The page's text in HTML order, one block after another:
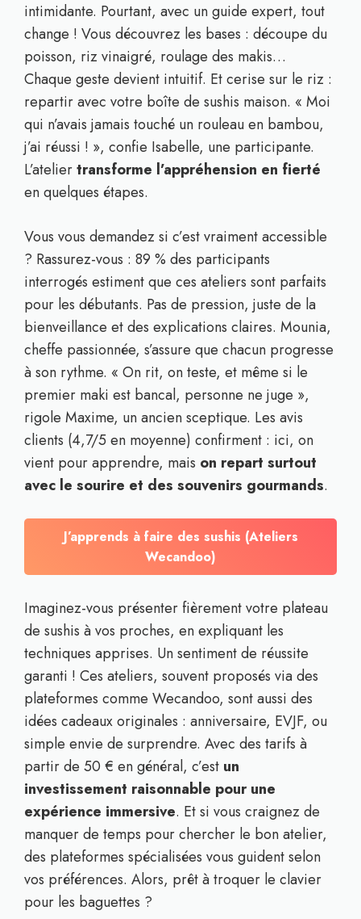
intimidante. Pourtant, avec un guide expert, tout
change ! Vous découvrez les bases : découpe du
poisson, riz vinaigré, roulage des makis…
Chaque geste devient intuitif. Et cerise sur le riz :
repartir avec votre boîte de sushis maison. « Moi
qui n’avais jamais touché un rouleau en bambou,
j’ai réussi ! », confie Isabelle, une participante.
L’ateliertransforme l’appréhension en fierté
en quelques étapes.
Vous vous demandez si c’est vraiment accessible
? Rassurez-vous : 89 % des participants
interrogés estiment que ces ateliers sont parfaits
pour les débutants. Pas de pression, juste de la
bienveillance et des explications claires. Mounia,
cheffe passionnée, s’assure que chacun progresse
à son rythme. « On rit, on teste, et même si le
premier maki est bancal, personne ne juge »,
rigole Maxime, un ancien sceptique. Les avis
clients (4,7/5 en moyenne) confirment : ici, on
vient pour apprendre, mais on repart surtout
avec le sourire et des souvenirs gourmands.
J’apprends à faire des sushis (Ateliers
Wecandoo)
Imaginez-vous présenter fièrement votre plateau
de sushis à vos proches, en expliquant les
techniques apprises. Un sentiment de réussite
garanti ! Ces ateliers, souvent proposés via des
plateformes comme Wecandoo, sont aussi des
idées cadeaux originales : anniversaire, EVJF, ou
simple envie de surprendre. Avec des tarifs à
partir de 50 € en général, c’est un
investissement raisonnable pour une
expérience immersive. Et si vous craignez de
manquer de temps pour chercher le bon atelier,
des plateformes spécialisées vous guident selon
vos préférences. Alors, prêt à troquer le clavier
pour les baguettes ?